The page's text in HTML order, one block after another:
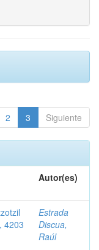
2 3 Siguiente
Autor(es)
4203
Estrada
Discua,
Raúl